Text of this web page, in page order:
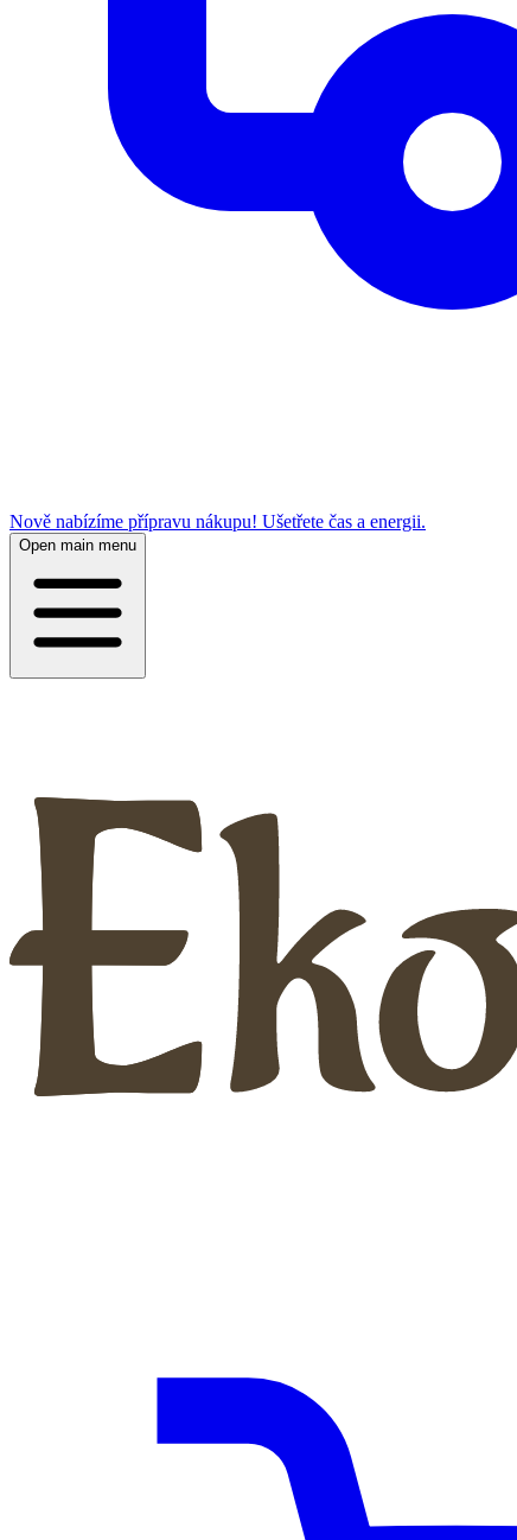
Nově nabízíme přípravu nákupu! Ušetřete čas a energii.
Open main menu